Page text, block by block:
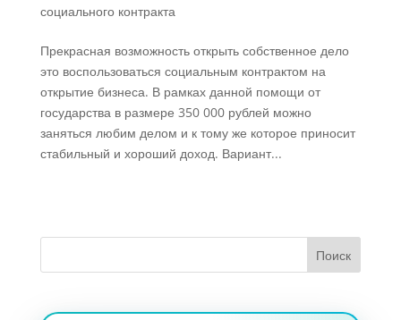
социального контракта
Прекрасная возможность открыть собственное дело
это воспользоваться социальным контрактом на
открытие бизнеса. В рамках данной помощи от
государства в размере 350 000 рублей можно
заняться любим делом и к тому же которое приносит
стабильный и хороший доход. Вариант...